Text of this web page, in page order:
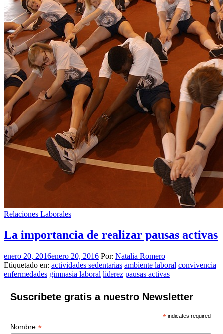
Relaciones Laborales
La importancia de realizar pausas activas
enero 20, 2016enero 20, 2016 Por: Natalia Romero
Etiquetado en: actividades sedentarias ambiente laboral convivencia
enfermedades gimnasia laboral liderez pausas activas
Suscríbete gratis a nuestro Newsletter
* indicates required
Nombre *